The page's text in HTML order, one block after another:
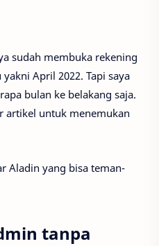
sudah membuka rekening
April 2022. Tapi saya
bulan ke belakang saja.
artikel untuk menemukan
Aladin yang bisa teman-
tanpa